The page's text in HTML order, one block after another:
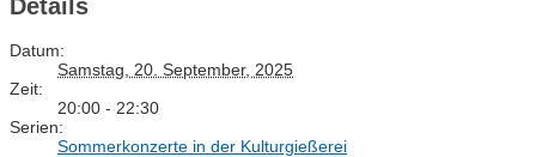
Details
Datum:
Samstag, 20. September, 2025
Zeit:
20:00 - 22:30
Serien:
Sommerkonzerte in der Kulturgießerei